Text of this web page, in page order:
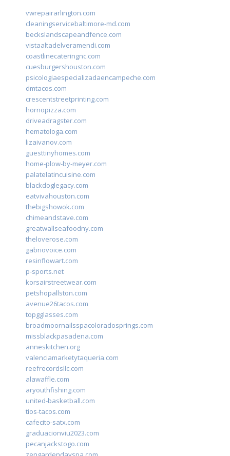
vwrepairarlington.com
cleaningservicebaltimore-md.com
beckslandscapeandfence.com
vistaaltadelveramendi.com
coastlinecateringnc.com
cuesburgershouston.com
psicologiaespecializadaencampeche.com
dmtacos.com
crescentstreetprinting.com
hornopizza.com
driveadragster.com
hematologa.com
lizaivanov.com
guesttinyhomes.com
home-plow-by-meyer.com
palatelatincuisine.com
blackdoglegacy.com
eatvivahouston.com
thebigshowok.com
chimeandstave.com
greatwallseafoodny.com
theloverose.com
gabriovoice.com
resinflowart.com
p-sports.net
korsairstreetwear.com
petshopallston.com
avenue26tacos.com
topgglasses.com
broadmoornailsspacoloradosprings.com
missblackpasadena.com
anneskitchen.org
valenciamarketytaqueria.com
reefrecordsllc.com
alawaffle.com
aryouthfishing.com
united-basketball.com
tios-tacos.com
cafecito-satx.com
graduacionviu2023.com
pecanjackstogo.com